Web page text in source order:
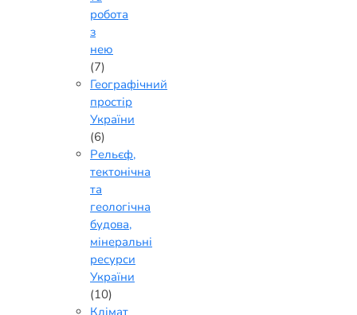
робота
з
нею
(7)
Географічний
простір
України
(6)
Рельєф,
тектонічна
та
геологічна
будова,
мінеральні
ресурси
України
(10)
Клімат